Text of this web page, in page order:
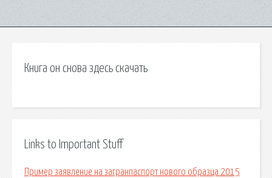
Книга он снова здесь скачать
Links to Important Stuff
Пример заявление на загранпаспорт нового образца 2015